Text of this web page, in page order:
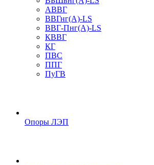
АВВГ
ВВГнг(А)-LS
ВВГ-Пнг(А)-LS
КВВГ
КГ
ПВС
ППГ
ПуГВ
Опоры ЛЭП